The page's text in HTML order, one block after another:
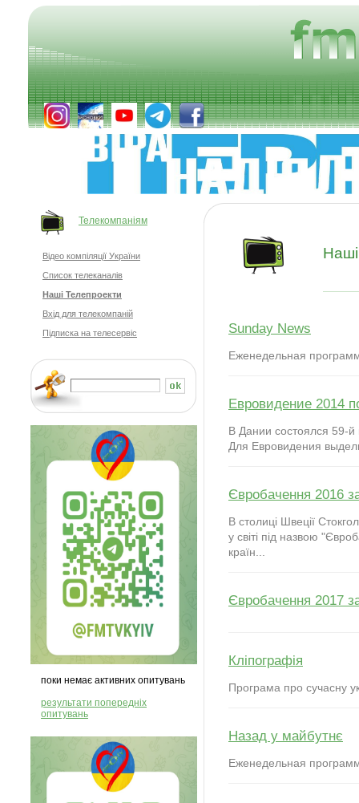
Телекомпаніям
Відео компіляції України
Список телеканалів
Наші Телепроекти
Вхід для телекомпаній
Підписка на телесервіс
поки немає активних опитувань
результати попередніх
опитувань
Sunday News
Еженедельная
Евровидение 2014
В Дании состоялся 59-
Для Евровидения
Євробачення 2016
В столиці Швеції
у світі під назвою
країн...
Євробачення 2017
Кліпографія
Програма про сучасну
Назад у майбутнє
Еженедельная